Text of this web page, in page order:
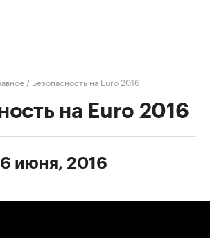
/ Безопасность на Euro 2016
на Euro 2016
июня, 2016